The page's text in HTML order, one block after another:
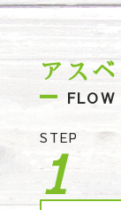
FLOW
アス
STEP
1